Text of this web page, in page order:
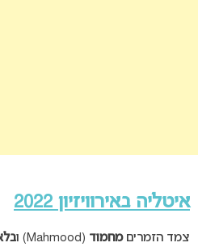
איטליה באירוויזיון 2022
צמד הזמריםמחמוד (Mahmood) ו